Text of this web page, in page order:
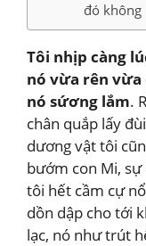
đó không
Tôi nhịp càng
nó vừa rên vừa
nó sứơng lắm.
chân quắp lấy
dương vật tôi
bướm con Mi,
tôi hết cầm cự
dồn dập cho tới
lạc, nó như trút